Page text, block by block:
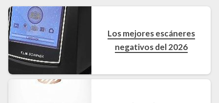
Los mejores escáneres
negativos del 2026